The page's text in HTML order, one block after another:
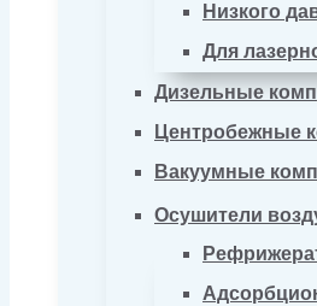
Низкого
Для
Дизельные
Центробежные
Вакуумные
Осушители